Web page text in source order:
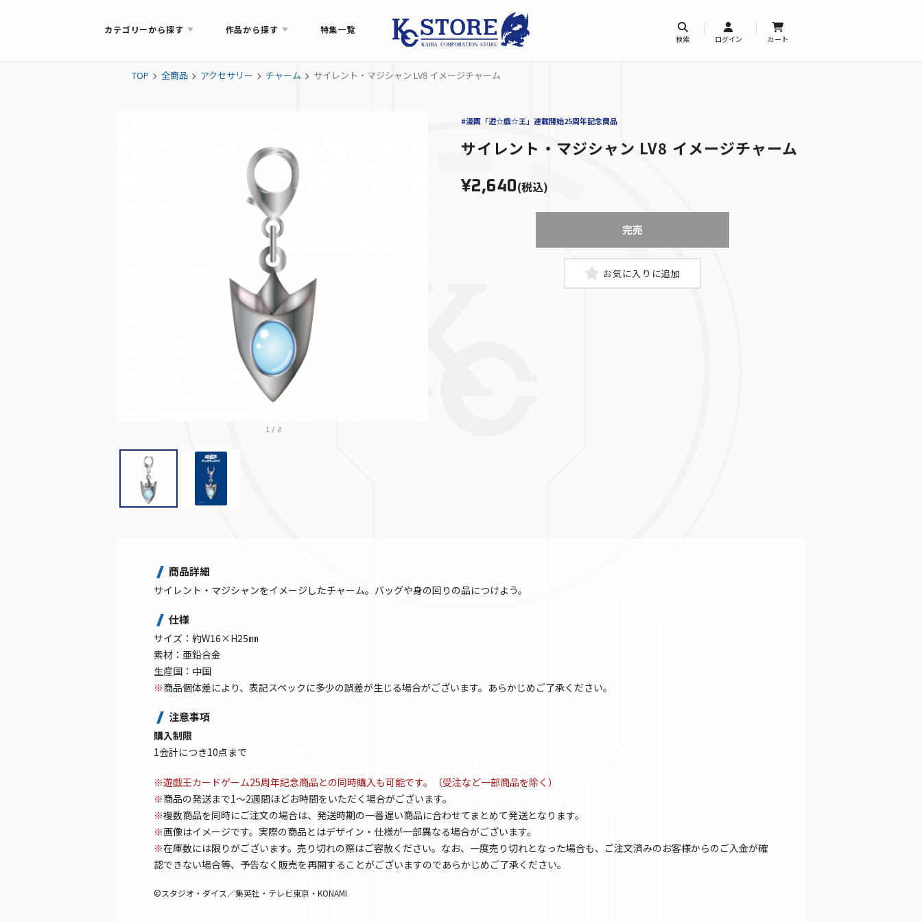
カテゴリーから探す 作品から探す 特集一覧
検索 ログイン カート
TOP 全商品 アクセサリー チャーム サイレント・マジシャン LV8 イメージチャーム
1/ 2
#漫画「遊☆戯☆王」連載開始25周年記念商品
サイレント・マジシャン LV8 イメージチャーム
¥2,640(税込)
完売
商品詳細
サイレント・マジシャンをイメージしたチャーム。バッグや身の回りの品につけよう。
仕様
サイズ：約W16×H25㎜
素材：亜鉛合金
生産国：中国
※商品個体差により、表記スペックに多少の誤差が生じる場合がございます。あらかじめご了承ください。
注意事項
購入制限
1会計につき10点まで
※遊戯王カードゲーム25周年記念商品との同時購入も可能です。（受注など一部商品を除く）
※商品の発送まで1～2週間ほどお時間をいただく場合がございます。
※複数商品を同時にご注文の場合は、発送時期の一番遅い商品に合わせてまとめて発送となります。
※画像はイメージです。実際の商品とはデザイン・仕様が一部異なる場合がございます。
※在庫数には限りがございます。売り切れの際はご容赦ください。なお、一度売り切れとなった場合も、ご注文済みのお客様からのご入金が確
認できない場合等、予告なく販売を再開することがございますのであらかじめご了承ください。
©スタジオ・ダイス／集英社・テレビ東京・KONAMI